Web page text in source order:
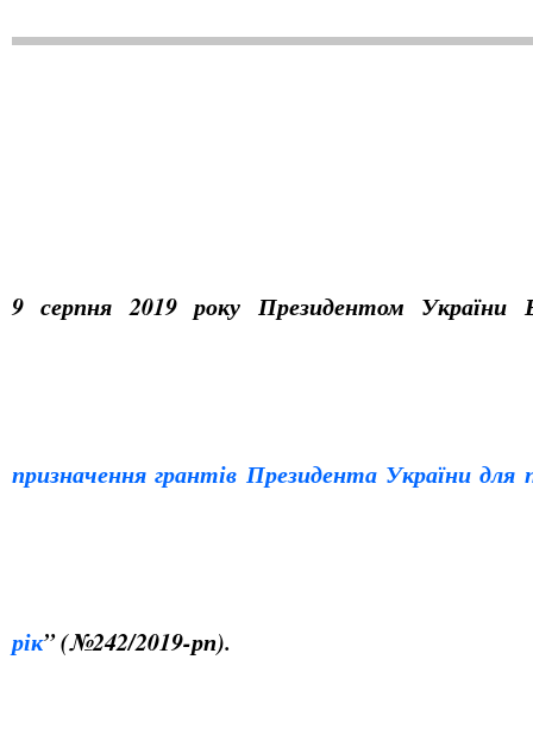
9 серпня 2019 року Президентом України
призначення грантів Президента України
рік”(№242/2019-рп).